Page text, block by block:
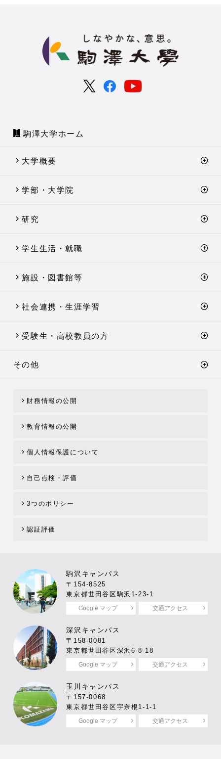
駒澤大学ホーム
大学概要
学部・大学院
研究
学生生活・就職
施設・図書館等
社会連携・生涯学習
受験生・高校教員の方
その他
財務情報の公開
教育情報の公開
個人情報保護について
自己点検・評価
3つのポリシー
認証評価
駒沢キャンパス
〒154-8525
東京都世田谷区駒沢1-23-1
Google マップ 交通アクセス
深沢キャンパス
〒158-0081
東京都世田谷区深沢6-8-18
Google マップ 交通アクセス
玉川キャンパス
〒157-0068
東京都世田谷区宇奈根1-1-1
Google マップ 交通アクセス